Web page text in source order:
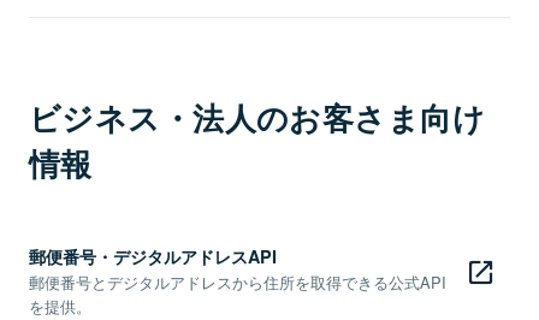
ビジネス・法人のお客さま向け
情報
郵便番号・デジタルアドレスAPI
郵便番号とデジタルアドレスから住所を取得できる公式API
を提供。